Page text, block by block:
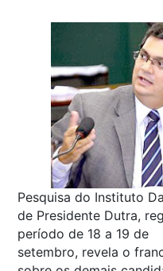
Pesquisa do Instituto
de Presidente Dutra,
período de 18 a 19 de
setembro, revela o